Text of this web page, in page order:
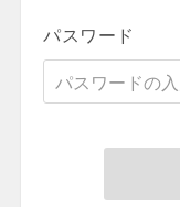
パスワード